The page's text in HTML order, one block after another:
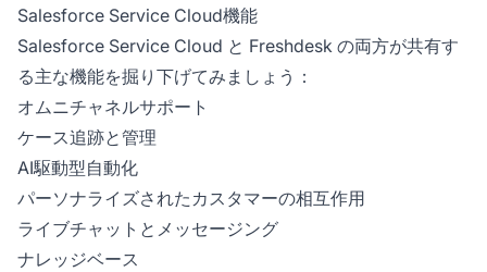
Salesforce Service Cloud機能
Salesforce Service Cloud と Freshdesk の両方が共有す
る主な機能を掘り下げてみましょう：
オムニチャネルサポート
ケース追跡と管理
AI駆動型自動化
パーソナライズされたカスタマーの相互作用
ライブチャットとメッセージング
ナレッジベース